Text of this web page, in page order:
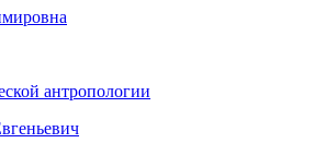
антропологии